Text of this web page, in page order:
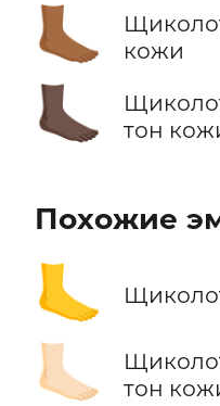
🦶🏾
кожи
🦶🏿
тон
Похожие
🦶
🦶🏻
тон